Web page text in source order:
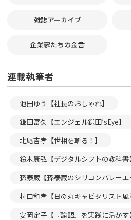
雑誌アーカイブ
企業家たちの金言
連載執筆者
池田ゆう【社長のおしゃれ】
鎌田富久【エンジェル鎌田’sEye】
北尾吉孝【世相を斬る！】
鈴木康弘【デジタルシフトの教科書】
孫泰蔵【孫泰蔵のシリコンバレーエ
村口和孝【日の丸キャピタリスト風
安岡定子【『論語』を実践に活かす】